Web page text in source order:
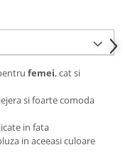
femei, cat si
si foarte comoda
in fata
in aceeasi culoare